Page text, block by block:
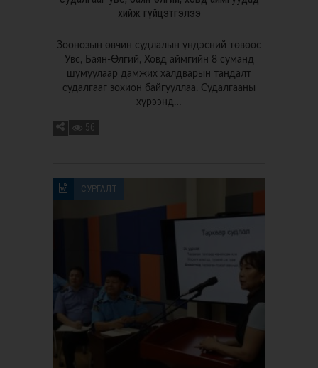
хийж гүйцэтгэлээ
Зоонозын өвчин судлалын үндэсний төвөөс
Увс, Баян-Өлгий, Ховд аймгийн 8 суманд
шумуулаар дамжих халдварын тандалт
судалгааг зохион байгууллаа. Судалгааны
хүрээнд…
56
СУРГАЛТ